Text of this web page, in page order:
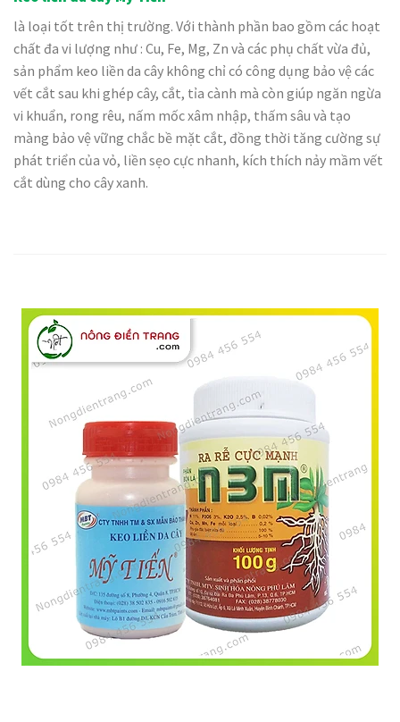
là loại tốt trên thị trường. Với thành phần bao gồm các hoạt
chất đa vi lượng như : Cu, Fe, Mg, Zn và các phụ chất vừa đủ,
sản phẩm keo liền da cây không chỉ có công dụng bảo vệ các
vết cắt sau khi ghép cây, cắt, tỉa cành mà còn giúp ngăn ngừa
vi khuẩn, rong rêu, nấm mốc xâm nhập, thấm sâu và tạo
màng bảo vệ vững chắc bề mặt cắt, đồng thời tăng cường sự
phát triển của vỏ, liền sẹo cực nhanh, kích thích nảy mầm vết
cắt dùng cho cây xanh.